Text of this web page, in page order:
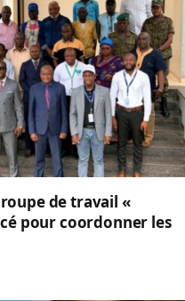
de travail «
pour coordonner les